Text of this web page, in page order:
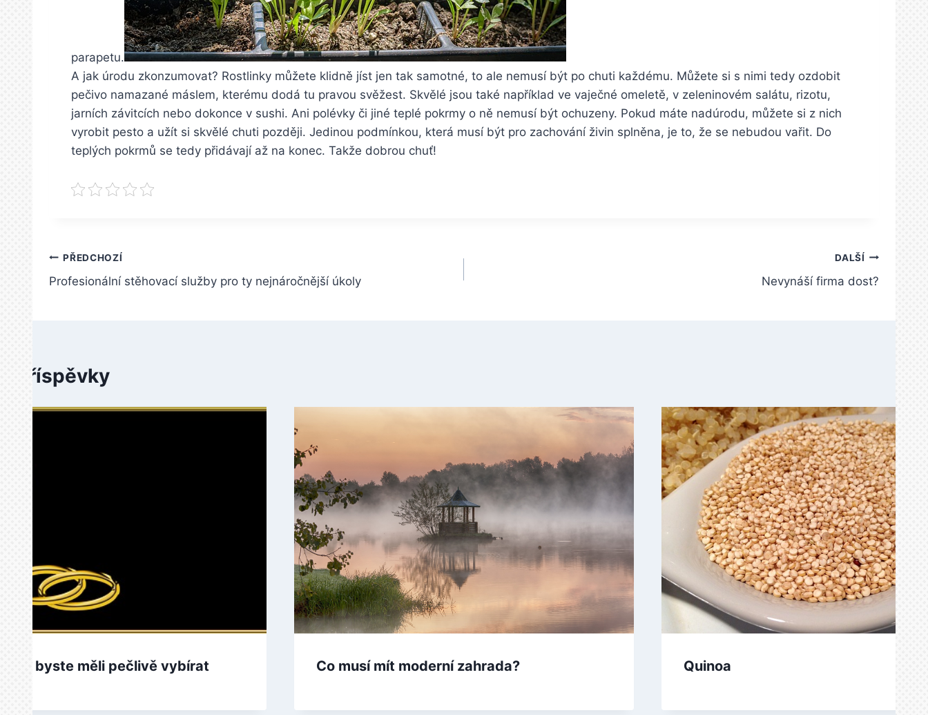
parapetu.
A jak úrodu zkonzumovat? Rostlinky můžete klidně jíst jen tak samotné, to ale nemusí být po chuti každému. Můžete si s nimi tedy ozdobit
pečivo namazané máslem, kterému dodá tu pravou svěžest. Skvělé jsou také například ve vaječné omeletě, v zeleninovém salátu, rizotu,
jarních závitcích nebo dokonce v sushi. Ani polévky či jiné teplé pokrmy o ně nemusí být ochuzeny. Pokud máte nadúrodu, můžete si z nich
vyrobit pesto a užít si skvělé chuti později. Jedinou podmínkou, která musí být pro zachování živin splněna, je to, že se nebudou vařit. Do
teplých pokrmů se tedy přidávají až na konec. Takže dobrou chuť!
Navigace
pro
PŘEDCHOZÍ
Profesionální stěhovací služby pro ty nejnáročnější úkoly
DALŠÍ
Nevynáší firma dost?
příspěvky
byste měli pečlivě vybírat Co musí mít moderní zahrada? Quinoa